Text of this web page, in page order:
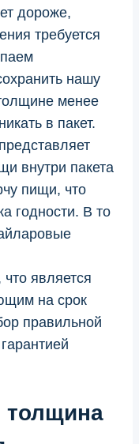
дороже,
требуется
нашу
менее
в пакет.
внутри пакета
пищи, что
годности. В то
является
на срок
правильной